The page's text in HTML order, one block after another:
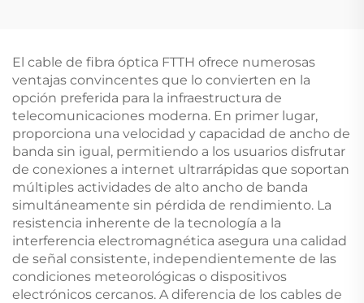
El cable de fibra óptica FTTH ofrece numerosas
ventajas convincentes que lo convierten en la
opción preferida para la infraestructura de
telecomunicaciones moderna. En primer lugar,
proporciona una velocidad y capacidad de ancho de
banda sin igual, permitiendo a los usuarios disfrutar
de conexiones a internet ultrarrápidas que soportan
múltiples actividades de alto ancho de banda
simultáneamente sin pérdida de rendimiento. La
resistencia inherente de la tecnología a la
interferencia electromagnética asegura una calidad
de señal consistente, independientemente de las
condiciones meteorológicas o dispositivos
electrónicos cercanos. A diferencia de los cables de